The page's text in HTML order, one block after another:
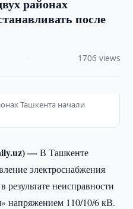
районах
после
1706 views
Ташкента начали
—В Ташкенте
электроснабжения
результате неисправности
напряжением 110/10/6 кВ.